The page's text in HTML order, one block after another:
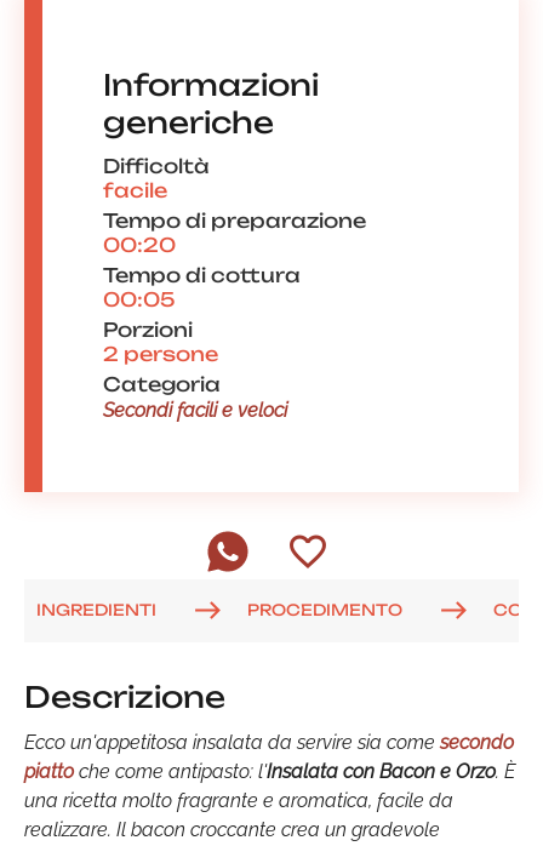
Informazioni
generiche
Difficoltà
facile
Tempo di preparazione
00:20
Tempo di cottura
00:05
Porzioni
2 persone
Categoria
Secondi facili e veloci
INGREDIENTI PROCEDIMENTO
Descrizione
Ecco un'appetitosa insalata da servire sia comesecondo
piattoche come antipasto: l'Insalata con Bacon e Orzo. È
una ricetta molto fragrante e aromatica, facile da
realizzare. Il bacon croccante crea un gradevole